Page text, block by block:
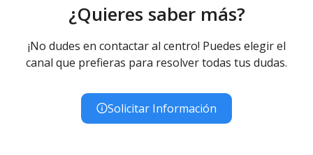
¿Quieres saber más?
¡No dudes en contactar al centro! Puedes elegir el
canal que prefieras para resolver todas tus dudas.
Solicitar Información